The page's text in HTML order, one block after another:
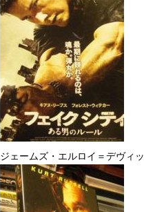
ジェームズ・エルロイ＝デヴィ